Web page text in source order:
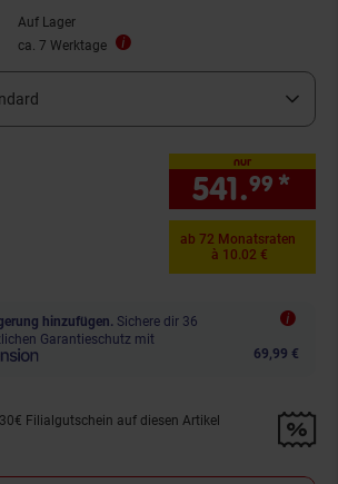
Auf Lager
ca. 7 Werktage
nur
541.99 *
ab 72 Monatsraten
à 10.02 €
hinzufügen. Sichere dir 36
Garantieschutz mit
69,99 €
Versand &amp; 30€ Filialgutschein auf diesen Artikel
Filialgutschein auf diesen Artikel